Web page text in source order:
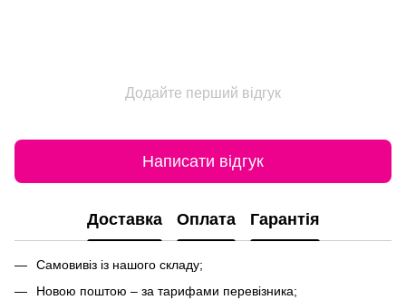
Додайте перший відгук
Написати відгук
Доставка Оплата Гарантія
Самовивіз із нашого складу;
Новою поштою – за тарифами перевізника;